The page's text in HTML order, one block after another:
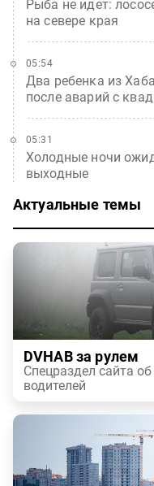
Рыба не идет:
на севере края
Два ребенка из
после аварий с
05:54
Холодные ночи
выходные
05:31
Актуальные темы
DVHAB за рулем
Спецраздел сайта
водителей